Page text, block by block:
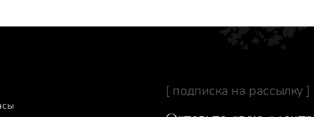
[ подписка на рассылку ]